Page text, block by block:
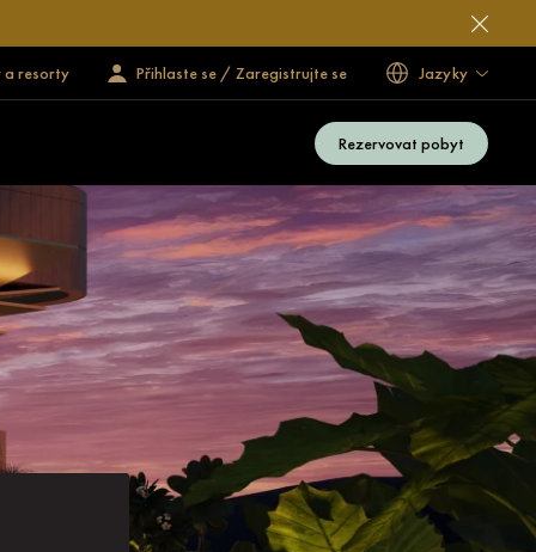
a resorty Přihlaste se / Zaregistrujte se Jazyky
Rezervovat pobyt